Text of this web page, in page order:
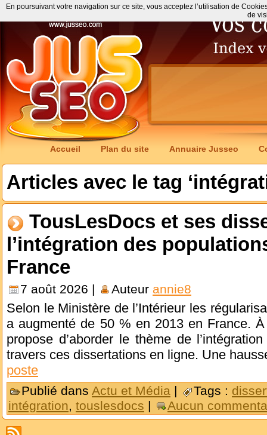
Accueil Plan du site Annuaire Jusseo
Articles avec le tag
TousLesDocs et ses
l’intégration des
France
7 août 2026 | Auteur annie8
Selon le Ministère de l’Intérieur les
a augmenté de 50 % en 2013 en France.
propose d’aborder le thème de
travers ces dissertations en ligne. Une
poste
Publié dans Actu et Média | Tags :
intégration, touslesdocs | Aucun
En poursuivant votre navigation sur ce site, vous acceptez l’utilisation de
de